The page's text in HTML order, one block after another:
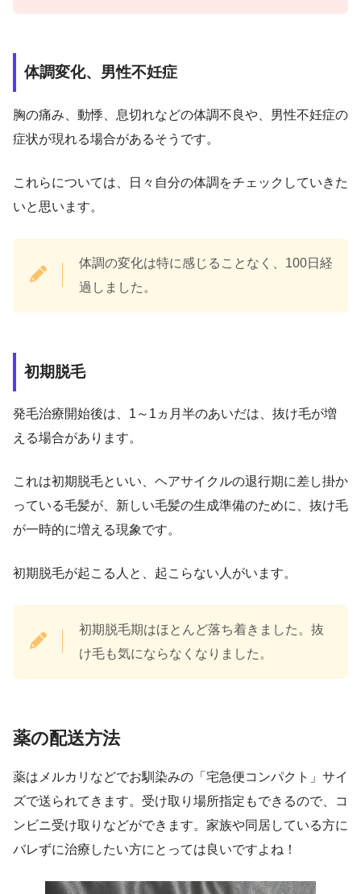
体調変化、男性不妊症
胸の痛み、動悸、息切れなどの体調不良や、男性不妊症の
症状が現れる場合があるそうです。
これらについては、日々自分の体調をチェックしていきた
いと思います。
体調の変化は特に感じることなく、100日経
過しました。
初期脱毛
発毛治療開始後は、1～1ヵ月半のあいだは、抜け毛が増
える場合があります。
これは初期脱毛といい、ヘアサイクルの退行期に差し掛か
っている毛髪が、新しい毛髪の生成準備のために、抜け毛
が一時的に増える現象です。
初期脱毛が起こる人と、起こらない人がいます。
初期脱毛期はほとんど落ち着きました。抜
け毛も気にならなくなりました。
薬の配送方法
薬はメルカリなどでお馴染みの「宅急便コンパクト」サイ
ズで送られてきます。受け取り場所指定もできるので、コ
ンビニ受け取りなどができます。家族や同居している方に
バレずに治療したい方にとっては良いですよね！